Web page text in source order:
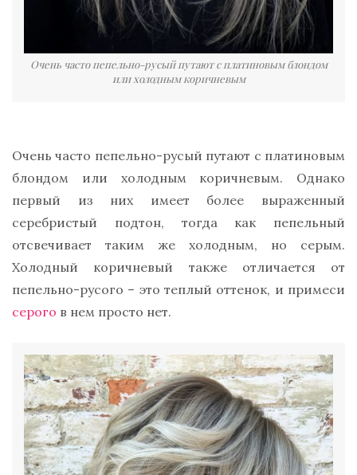
Очень часто пепельно-русый путают с платиновым блондом
или холодным коричневым
Очень часто пепельно-русый путают с платиновым
блондом или холодным коричневым. Однако
первый из них имеет более выраженный
серебристый подтон, тогда как пепельный
отсвечивает таким же холодным, но серым.
Холодный коричневый также отличается от
пепельно-русого – это теплый оттенок, и примеси
серого в нем просто нет.